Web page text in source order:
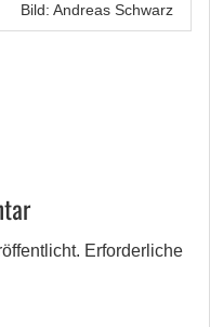
Bild: Andreas Schwarz
Erforderliche